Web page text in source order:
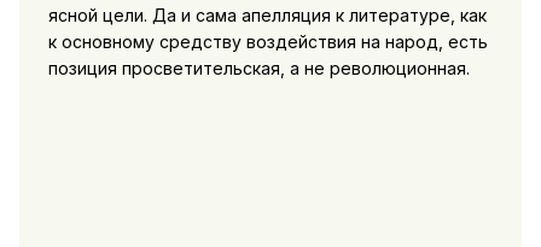
ясной цели. Да и сама апелляция к литературе, как
к основному средству воздействия на народ, есть
позиция просветительская, а не революционная.